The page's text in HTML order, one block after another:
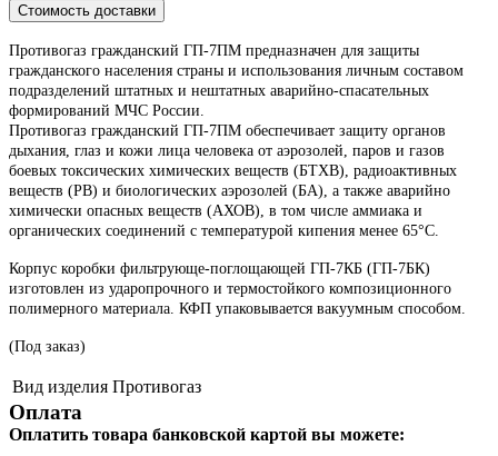
Стоимость доставки
Противогаз гражданский ГП-7ПМ предназначен для защиты
гражданского населения страны и использования личным составом
подразделений штатных и нештатных аварийно-спасательных
формирований МЧС России.
Противогаз гражданский ГП-7ПМ обеспечивает защиту органов
дыхания, глаз и кожи лица человека от аэрозолей, паров и газов
боевых токсических химических веществ (БТХВ), радиоактивных
веществ (РВ) и биологических аэрозолей (БА), а также аварийно
химически опасных веществ (АХОВ), в том числе аммиака и
органических соединений с температурой кипения менее 65°С.
Корпус коробки фильтрующе-поглощающей ГП-7КБ (ГП-7БК)
изготовлен из ударопрочного и термостойкого композиционного
полимерного материала. КФП упаковывается вакуумным способом.
(Под заказ)
Вид изделия Противогаз
Оплата
Оплатить товара банковской картой вы можете: